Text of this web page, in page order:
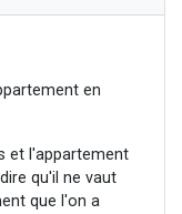
en
et l'appartement
qu'il ne vaut
que l'on a